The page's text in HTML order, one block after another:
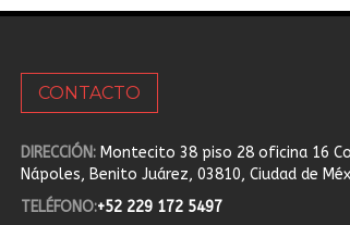
CONTACTO
DIRECCIÓN: Montecito 38 piso 28 oficina 16
Nápoles, Benito Juárez, 03810, Ciudad de
TELÉFONO:+52 229 172 5497